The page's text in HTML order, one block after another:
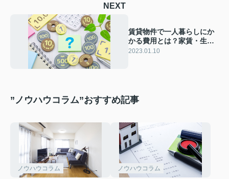
NEXT
賃貸物件で一人暮らしにか
かる費用とは？家賃・生活
費・貯金についてご紹介
2023.01.10
”ノウハウコラム”おすすめ記事
ノウハウコラム ノウハウコラム